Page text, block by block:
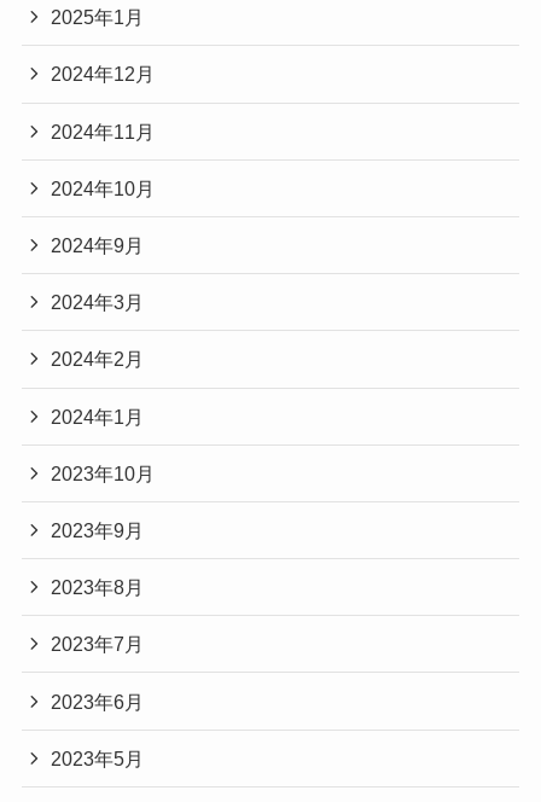
2025年1月
2024年12月
2024年11月
2024年10月
2024年9月
2024年3月
2024年2月
2024年1月
2023年10月
2023年9月
2023年8月
2023年7月
2023年6月
2023年5月